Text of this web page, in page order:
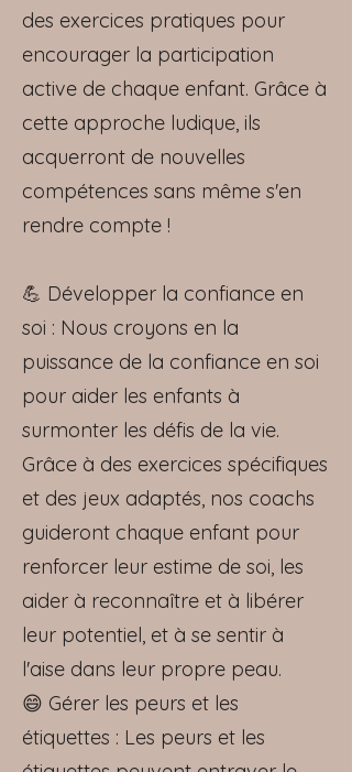
des exercices pratiques pour
encourager la participation
active de chaque enfant. Grâce à
cette approche ludique, ils
acquerront de nouvelles
compétences sans même s'en
rendre compte !
💪 Développer la confiance en
soi : Nous croyons en la
puissance de la confiance en soi
pour aider les enfants à
surmonter les défis de la vie.
Grâce à des exercices spécifiques
et des jeux adaptés, nos coachs
guideront chaque enfant pour
renforcer leur estime de soi, les
aider à reconnaître et à libérer
leur potentiel, et à se sentir à
l'aise dans leur propre peau.
😄 Gérer les peurs et les
étiquettes : Les peurs et les